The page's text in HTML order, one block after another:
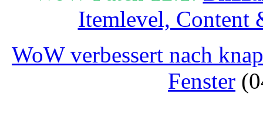
Itemlevel, Content
WoW verbessert nach
Fenster